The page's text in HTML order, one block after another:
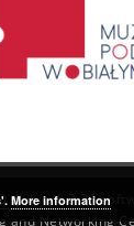
dLibra 6.3.21
and Networking
More information